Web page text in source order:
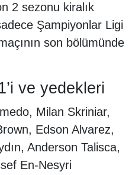
2 sezonu kiralık
Şampiyonlar Ligi
son bölümünde
ve yedekleri
Milan Skriniar,
Edson Alvarez,
Anderson Talisca,
En-Nesyri